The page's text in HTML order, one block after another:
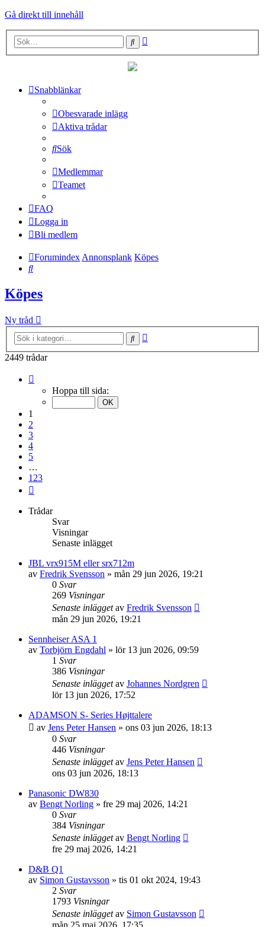
Gå direkt till innehåll
Sök
Snabblänkar
Obesvarade inlägg
Aktiva trådar
Sök
Medlemmar
Teamet
FAQ
Logga in
Bli medlem
Forumindex Annonsplank Köpes
Sök
Köpes
Ny tråd
Sök
2449 trådar
Hoppa till sida:
1
2
3
4
5
…
123
Trådar
Svar
Visningar
Senaste inlägget
JBL vrx915M eller srx712m
av Fredrik Svensson » mån 29 jun 2026, 19:21
0 Svar
269 Visningar
Senaste inläggetav Fredrik Svensson
mån 29 jun 2026, 19:21
Sennheiser ASA 1
av Torbjörn Engdahl » lör 13 jun 2026, 09:59
1 Svar
386 Visningar
Senaste inläggetav Johannes Nordgren
lör 13 jun 2026, 17:52
ADAMSON S- Series Højttalere
av Jens Peter Hansen » ons 03 jun 2026, 18:13
0 Svar
446 Visningar
Senaste inläggetav Jens Peter Hansen
ons 03 jun 2026, 18:13
Panasonic DW830
av Bengt Norling » fre 29 maj 2026, 14:21
0 Svar
384 Visningar
Senaste inläggetav Bengt Norling
fre 29 maj 2026, 14:21
D&B Q1
av Simon Gustavsson » tis 01 okt 2024, 19:43
2 Svar
1793 Visningar
Senaste inläggetav Simon Gustavsson
mån 25 maj 2026, 17:35